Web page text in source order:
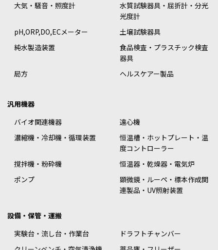
大気・騒音・照度計
水質試験器具・屈折計・分光
光度計
pH,ORP,DO,ECメーター
土壌試験器具
純水製造装置
食品検査・プラスチック検査
器具
局方
ヘルスケアー製品
汎用機器
バイオ関連機器
遠心機
濃縮機・冷却機・循環装置
恒温槽・ホットプレート・温
度コントローラー
撹拌機・粉砕機
恒温器・乾燥器・電気炉
ポンプ
顕微鏡・ルーペ・標本作成関
連製品・UV照射装置
設備・保管・運搬
実験台・流し台・作業台
ドラフトチャンバー